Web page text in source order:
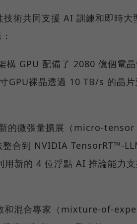
術共同支援 AI 訓練和即時大
構 GPU 配備了 2080 億個電晶
GPU裸晶透過 10 TB/s 的晶
新的微張量擴展（micro-
整合到 NVIDIA TensorRT™-
新的 4 位浮點 AI 推論能力支
和混合專家（mixture-of-